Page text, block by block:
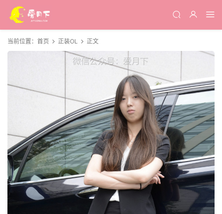
当前位置： 首页 正装OL 正文